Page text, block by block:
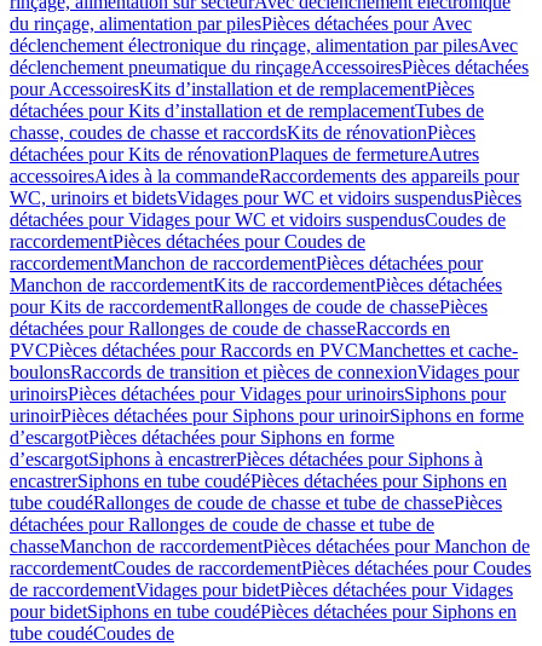
du rinçage, alimentation par pilesPièces détachées pour Avec
déclenchement électronique du rinçage, alimentation par pilesAvec
déclenchement pneumatique du rinçageAccessoiresPièces détachées
pour AccessoiresKits d’installation et de remplacementPièces
détachées pour Kits d’installation et de remplacementTubes de
chasse, coudes de chasse et raccordsKits de rénovationPièces
détachées pour Kits de rénovationPlaques de fermetureAutres
accessoiresAides à la commandeRaccordements des appareils pour
WC, urinoirs et bidetsVidages pour WC et vidoirs suspendusPièces
détachées pour Vidages pour WC et vidoirs suspendusCoudes de
raccordementPièces détachées pour Coudes de
raccordementManchon de raccordementPièces détachées pour
Manchon de raccordementKits de raccordementPièces détachées
pour Kits de raccordementRallonges de coude de chassePièces
détachées pour Rallonges de coude de chasseRaccords en
PVCPièces détachées pour Raccords en PVCManchettes et cache-
boulonsRaccords de transition et pièces de connexionVidages pour
urinoirsPièces détachées pour Vidages pour urinoirsSiphons pour
urinoirPièces détachées pour Siphons pour urinoirSiphons en forme
d’escargotPièces détachées pour Siphons en forme
d’escargotSiphons à encastrerPièces détachées pour Siphons à
encastrerSiphons en tube coudéPièces détachées pour Siphons en
tube coudéRallonges de coude de chasse et tube de chassePièces
détachées pour Rallonges de coude de chasse et tube de
chasseManchon de raccordementPièces détachées pour Manchon de
raccordementCoudes de raccordementPièces détachées pour Coudes
de raccordementVidages pour bidetPièces détachées pour Vidages
pour bidetSiphons en tube coudéPièces détachées pour Siphons en
tube coudéCoudes de